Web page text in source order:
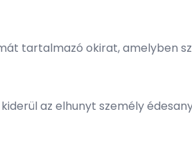
tartalmazó okirat, amelyben
az elhunyt személy